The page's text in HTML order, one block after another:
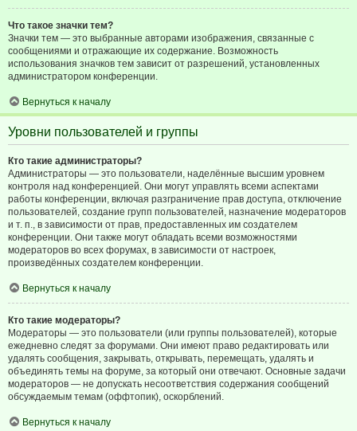
Что такое значки тем?
Значки тем — это выбранные авторами изображения, связанные с
сообщениями и отражающие их содержание. Возможность
использования значков тем зависит от разрешений, установленных
администратором конференции.
Вернуться к началу
Уровни пользователей и группы
Кто такие администраторы?
Администраторы — это пользователи, наделённые высшим уровнем
контроля над конференцией. Они могут управлять всеми аспектами
работы конференции, включая разграничение прав доступа, отключение
пользователей, создание групп пользователей, назначение модераторов
и т. п., в зависимости от прав, предоставленных им создателем
конференции. Они также могут обладать всеми возможностями
модераторов во всех форумах, в зависимости от настроек,
произведённых создателем конференции.
Вернуться к началу
Кто такие модераторы?
Модераторы — это пользователи (или группы пользователей), которые
ежедневно следят за форумами. Они имеют право редактировать или
удалять сообщения, закрывать, открывать, перемещать, удалять и
объединять темы на форуме, за который они отвечают. Основные задачи
модераторов — не допускать несоответствия содержания сообщений
обсуждаемым темам (оффтопик), оскорблений.
Вернуться к началу